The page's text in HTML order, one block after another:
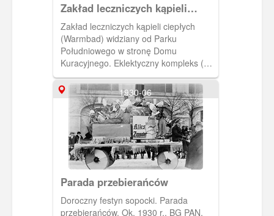
Zakład leczniczych kąpieli
ciepłych
Zakład leczniczych kąpieli ciepłych
(Warmbad) widziany od Parku
Południowego w stronę Domu
Kuracyjnego. Eklektyczny kompleks (48
gabinetów kąpielowych z 58 wannami,
potem rozbudowany) został wzniesiony
na przełomie 1903–1904 r.
Kontynuowano w nim i urozmaicano
usługi wypraktykowane w poprzednich
dziesięcioleciach. Ok. 1930 r., zbiory
prywatne. [IDX:2238,1180]
1930-06
Parada przebierańców
Doroczny festyn sopocki. Parada
przebierańców. Ok. 1930 r., BG PAN.